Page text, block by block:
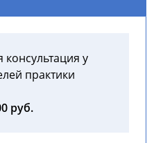
у
практики
руб.